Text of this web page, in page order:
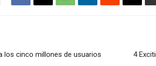
los cinco millones de usuarios 4